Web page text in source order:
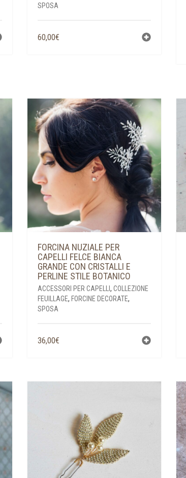
SPOSA
60,00€
FORCINA NUZIALE PER
CAPELLI FELCE BIANCA
GRANDE CON CRISTALLI E
PERLINE STILE BOTANICO
ACCESSORI PER CAPELLI, COLLEZIONE
FEUILLAGE, FORCINE DECORATE,
SPOSA
36,00€